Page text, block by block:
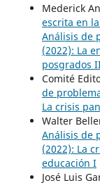
Mederick
escrita en
Análisis de
(2022): La
posgrados
Comité
de
La crisis
Walter
Análisis de
(2022): La
educación I
José Luis